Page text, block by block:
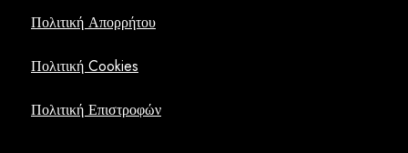
Πολιτική Απορρήτου
Πολιτική Cookies
Πολιτική Επιστροφών